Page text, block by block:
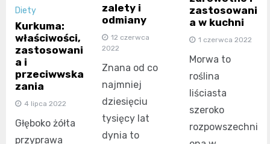
Diety
Kurkuma:
właściwości,
zastosowani
a i
przeciwwska
zania
4 lipca 2022
Głęboko żółta
przyprawa
zalety i
odmiany
12 czerwca
2022
Znana od co
najmniej
dziesięciu
tysięcy lat
dynia to
zastosowani
a w kuchni
1 czerwca 2022
Morwa to
roślina
liściasta
szeroko
rozpowszechni